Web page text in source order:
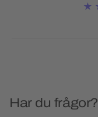
Har du